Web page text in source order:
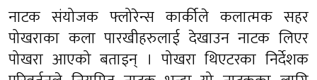
नाटक संयोजक फ्लोरेन्स कार्कीले कलात्मक सहर
पोखराका कला पारखीहरुलाई देखाउन नाटक लिएर
पोखरा आएको बताइन् । पोखरा थिएटरका निर्देशक